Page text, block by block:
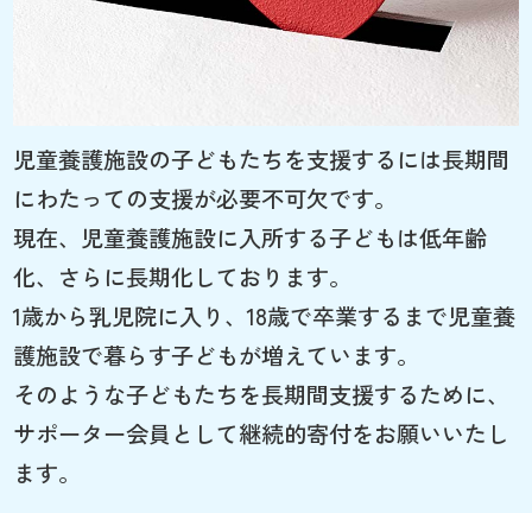
児童養護施設の子どもたちを支援するには長期間
にわたっての支援が必要不可欠です。
現在、児童養護施設に入所する子どもは低年齢
化、さらに長期化しております。
1歳から乳児院に入り、18歳で卒業するまで児童養
護施設で暮らす子どもが増えています。
そのような子どもたちを長期間支援するために、
サポーター会員として継続的寄付をお願いいたし
ます。